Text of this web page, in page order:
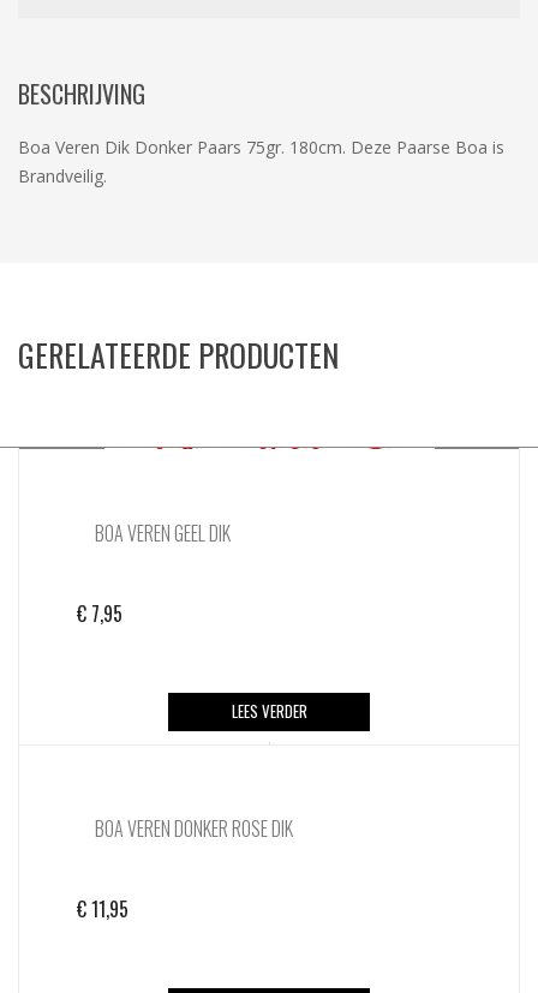
BESCHRIJVING
Boa Veren Dik Donker Paars 75gr. 180cm. Deze Paarse Boa is
Brandveilig.
GERELATEERDE PRODUCTEN
BOA VEREN GEEL DIK
€ 7,95
LEES VERDER
BOA VEREN DONKER ROSE DIK
€11,95